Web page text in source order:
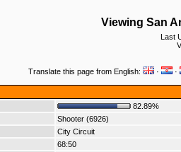
Viewing San
Last
Translate this page from English: · ·
82.89%
Shooter (6926)
City Circuit
68:50